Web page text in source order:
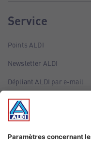
Service
Points ALDI
Newsletter ALDI
Dépliant ALDI par e-mail
Offres
Infos essentielles